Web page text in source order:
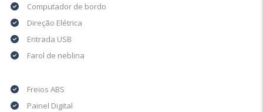
Computador de bordo
Direção Elétrica
Entrada USB
Farol de neblina
Freios ABS
Painel Digital